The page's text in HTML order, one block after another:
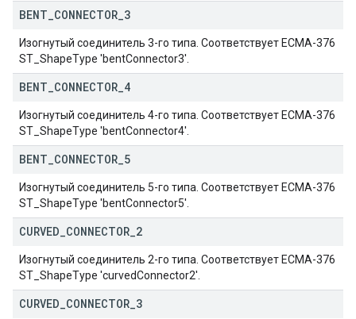
BENT CONNECTOR 3
Изогнутый соединитель 3-го типа. Соответствует ECMA-376
ST_ShapeType 'bentConnector3'.
BENT CONNECTOR 4
Изогнутый соединитель 4-го типа. Соответствует ECMA-376
ST_ShapeType 'bentConnector4'.
BENT CONNECTOR 5
Изогнутый соединитель 5-го типа. Соответствует ECMA-376
ST_ShapeType 'bentConnector5'.
CURVED CONNECTOR 2
Изогнутый соединитель 2-го типа. Соответствует ECMA-376
ST_ShapeType 'curvedConnector2'.
CURVED CONNECTOR 3